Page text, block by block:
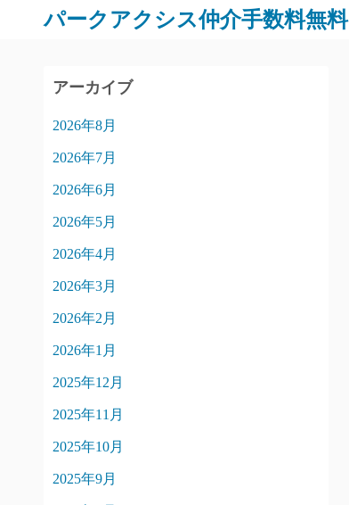
パークアクシス仲介手数料無料
アーカイブ
2026年8月
2026年7月
2026年6月
2026年5月
2026年4月
2026年3月
2026年2月
2026年1月
2025年12月
2025年11月
2025年10月
2025年9月